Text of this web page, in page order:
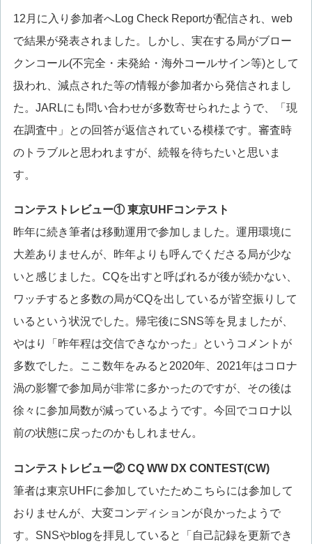
12月に入り参加者へLog Check Reportが配信され、web
で結果が発表されました。しかし、実在する局がブロー
クンコール(不完全・未発給・海外コールサイン等)として
扱われ、減点された等の情報が参加者から発信されまし
た。JARLにも問い合わせが多数寄せられたようで、「現
在調査中」との回答が返信されている模様です。審査時
のトラブルと思われますが、続報を待ちたいと思いま
す。
コンテストレビュー① 東京UHFコンテスト
昨年に続き筆者は移動運用で参加しました。運用環境に
大差ありませんが、昨年よりも呼んでくださる局が少な
いと感じました。CQを出すと呼ばれるが後が続かない、
ワッチすると多数の局がCQを出しているが皆空振りして
いるという状況でした。帰宅後にSNS等を見ましたが、
やはり「昨年程は交信できなかった」というコメントが
多数でした。ここ数年をみると2020年、2021年はコロナ
渦の影響で参加局が非常に多かったのですが、その後は
徐々に参加局数が減っているようです。今回でコロナ以
前の状態に戻ったのかもしれません。
コンテストレビュー② CQ WW DX CONTEST(CW)
筆者は東京UHFに参加していたためこちらには参加して
おりませんが、大変コンディションが良かったようで
す。SNSやblogを拝見していると「自己記録を更新でき